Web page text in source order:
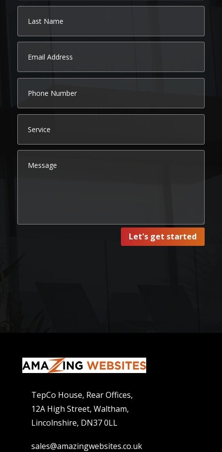
Let's get started
TepCo House, Rear Offices,
12A High Street, Waltham,
Lincolnshire, DN37 0LL
sales@amazingwebsites.co.uk